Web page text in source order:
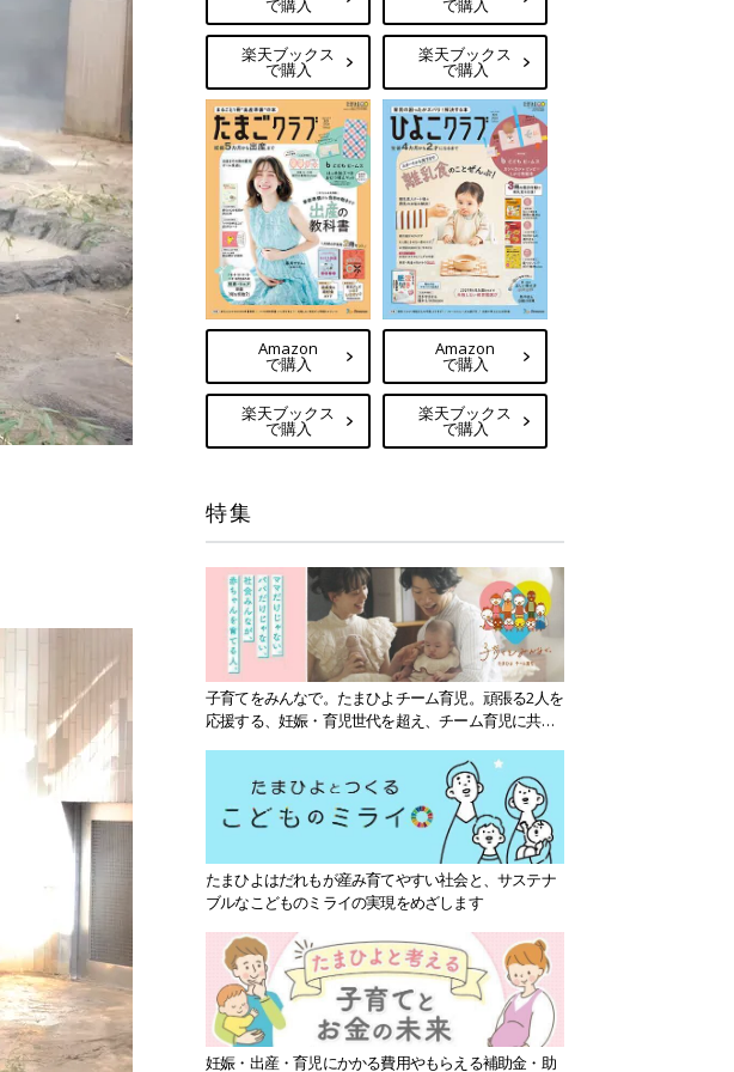
で購入
楽天ブックス
で購入
で購入
楽天ブックス
で購入
Amazon
で購入
楽天ブックス
で購入
Amazon
で購入
楽天ブックス
で購入
特集
子育てをみんなで。たまひよチーム育児。頑張る2人を
応援する、妊娠・育児世代を超え、チーム育児に共感
たまひよはだれもが産み育てやすい社会と、サステナ
ブルなこどものミライの実現をめざします
妊娠・出産・育児にかかる費用やもらえる補助金・助